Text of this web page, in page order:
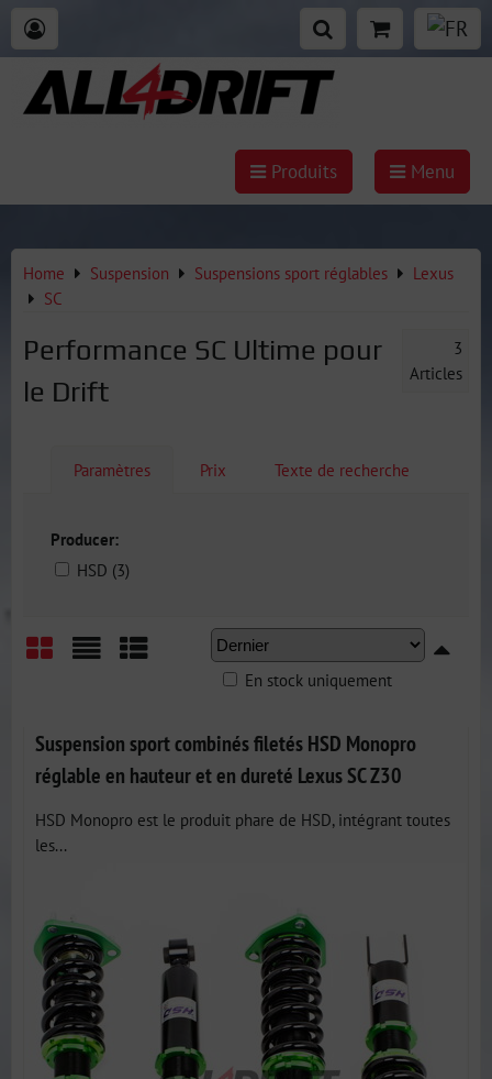
Produits Menu
Home Suspension Suspensions sport réglables
Lexus
SC
Performance SC Ultime pour
le Drift
3
Articles
Paramètres Prix Texte de recherche
Producer:
HSD (3)
En stock uniquement
Suspension sport combinés filetés HSD Monopro
réglable en hauteur et en dureté Lexus SC Z30
HSD Monopro est le produit phare de HSD, intégrant toutes
les...